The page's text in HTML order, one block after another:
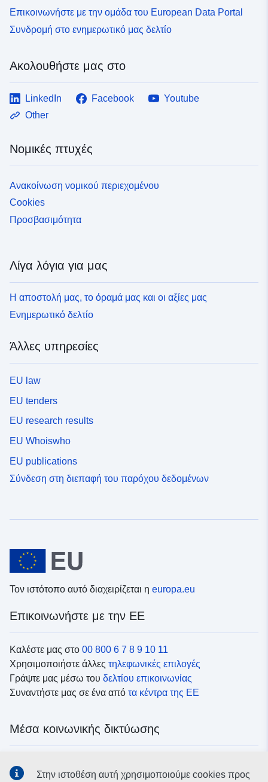
Επικοινωνήστε με την ομάδα του European Data Portal
Συνδρομή στο ενημερωτικό μας δελτίο
Ακολουθήστε μας στο
LinkedIn Facebook
Youtube
Other
Νομικές πτυχές
Ανακοίνωση νομικού περιεχομένου
Cookies
Προσβασιμότητα
Λίγα λόγια για μας
Η αποστολή μας, το όραμά μας και οι αξίες μας
Ενημερωτικό δελτίο
Άλλες υπηρεσίες
EU law
EU tenders
EU research results
EU Whoiswho
EU publications
Σύνδεση στη διεπαφή του παρόχου δεδομένων
Τον ιστότοπο αυτό διαχειρίζεται η europa.eu
Επικοινωνήστε με την ΕΕ
Καλέστε μας στο 00 800 6 7 8 9 10 11
Χρησιμοποιήστε άλλες τηλεφωνικές επιλογές
Γράψτε μας μέσω του δελτίου επικοινωνίας
Συναντήστε μας σε ένα από τα κέντρα της ΕΕ
Μέσα κοινωνικής δικτύωσης
δικτύωσηςΣτην ιστοθέση αυτή χρησιμοποιούμε cookies προς